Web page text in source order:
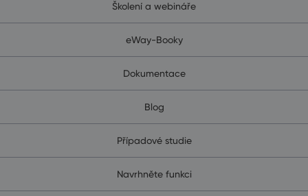
Školení a webináře
eWay-Booky
Dokumentace
Blog
Případové studie
Navrhněte funkci